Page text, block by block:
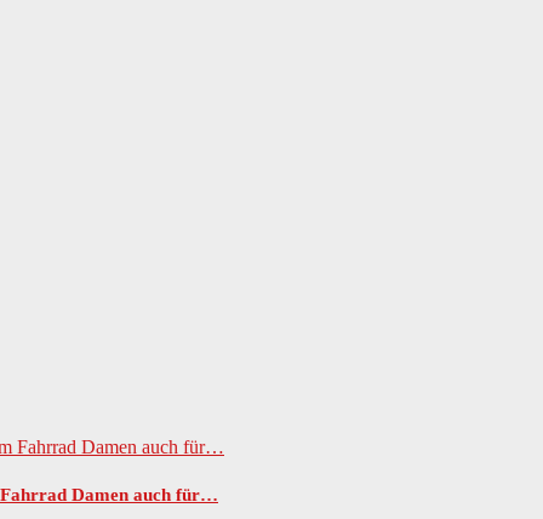
Damen auch für…